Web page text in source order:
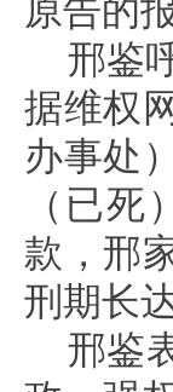
原告的
邢鉴
据维权
办事处
（已
款，邢
刑期长
邢鉴